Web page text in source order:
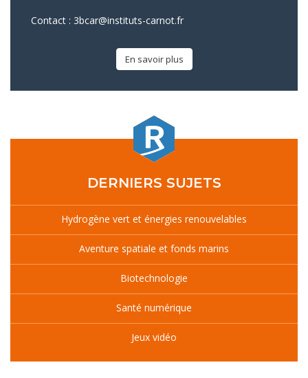
Contact : 3bcar@instituts-carnot.fr
En savoir plus
DERNIERS SUJETS
Hydrogène vert et énergies renouvelables
Aventure spatiale et fonds marins
Biotechnologie
Santé numérique
Jeux vidéo